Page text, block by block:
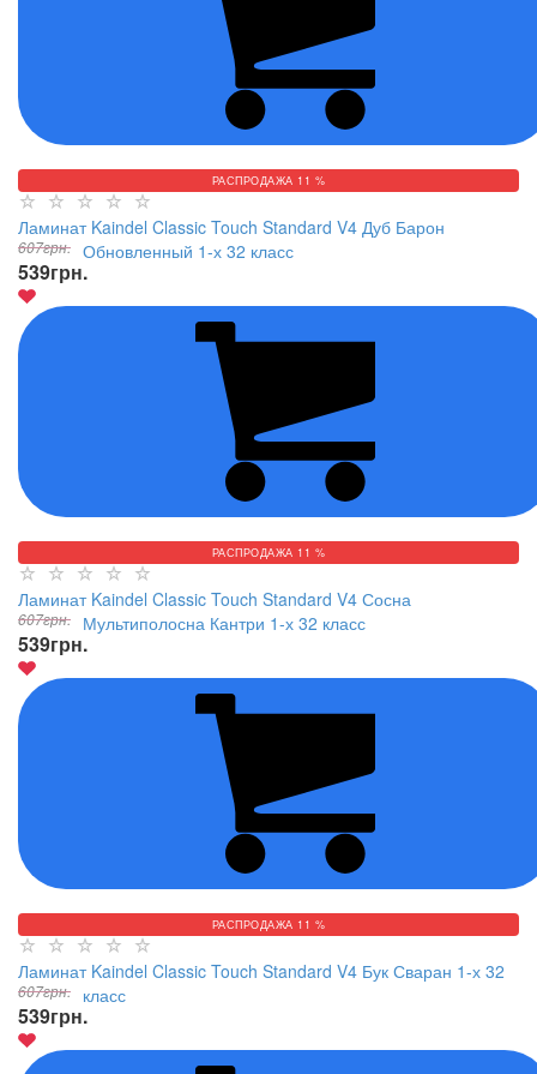
РАСПРОДАЖА 11 %
Ламинат Kaindel Classic Touch Standard V4 Дуб Барон
Обновленный 1-х 32 класс
607грн.
539грн.
РАСПРОДАЖА 11 %
Ламинат Kaindel Classic Touch Standard V4 Сосна
Мультиполосна Кантри 1-х 32 класс
607грн.
539грн.
РАСПРОДАЖА 11 %
Ламинат Kaindel Classic Touch Standard V4 Бук Сваран 1-х 32
класс
607грн.
539грн.